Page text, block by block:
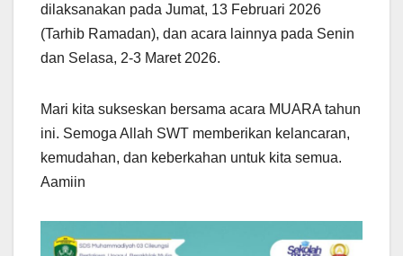
dilaksanakan pada Jumat, 13 Februari 2026
(Tarhib Ramadan), dan acara lainnya pada Senin
dan Selasa, 2-3 Maret 2026.
Mari kita sukseskan bersama acara MUARA tahun
ini. Semoga Allah SWT memberikan kelancaran,
kemudahan, dan keberkahan untuk kita semua.
Aamiin